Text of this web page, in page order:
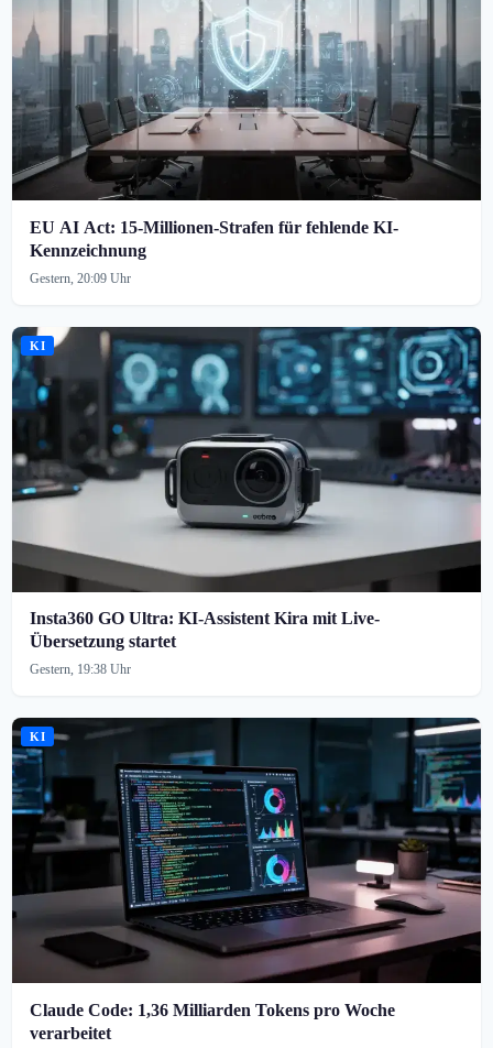
EU AI Act: 15-Millionen-Strafen für fehlende KI-
Kennzeichnung
Gestern, 20:09 Uhr
KI
Insta360 GO Ultra: KI-Assistent Kira mit Live-
Übersetzung startet
Gestern, 19:38 Uhr
KI
Claude Code: 1,36 Milliarden Tokens pro Woche
verarbeitet